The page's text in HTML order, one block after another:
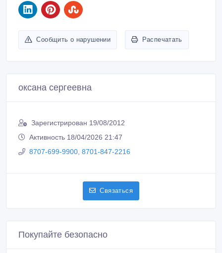
Сообщить о нарушении Распечатать
оксана сергеевна
Зарегистрирован 19/08/2012
Активность 18/04/2026 21:47
8707-699-9900, 8701-847-2216
Связаться
Покупайте безопасно